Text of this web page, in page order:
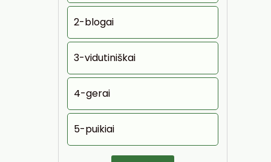
2-blogai
3-vidutiniškai
4-gerai
5-puikiai